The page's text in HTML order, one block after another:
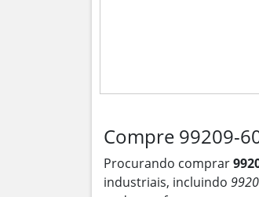
Compre 99209-
Procurando comprar
industriais, incluindo